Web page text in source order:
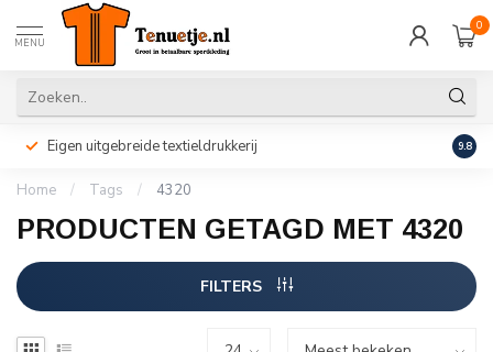
MENU
0
Eigen uitgebreide textieldrukkerij 9.8
Home / Tags / 4320
PRODUCTEN GETAGD MET 4320
FILTERS